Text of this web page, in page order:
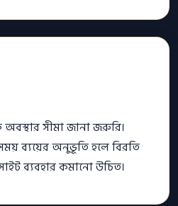
সীমা জানা জরুরি।
ব্যয়ের অনুভূতি হলে বিরতি
ব্যবহার কমানো উচিত।